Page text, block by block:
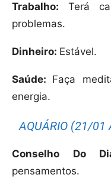
Trabalho: Terá
problemas.
Dinheiro: Estável.
Saúde: Faça
energia.
AQUÁRIO (21/01
Conselho Do
pensamentos.